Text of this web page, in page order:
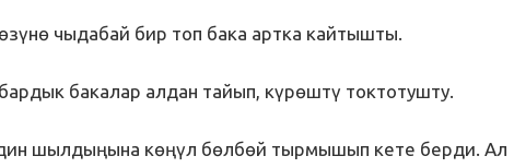
чыдабай бир топ бака артка кайтышты.
бакалар алдан тайып, күрөштү токтотушту.
шылдыңына көңүл бөлбөй тырмышып кете берди. Ал